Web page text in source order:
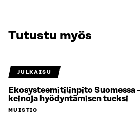
Tutustu myös
JULKAISU
Ekosysteemitilinpito Suomessa
keinoja hyödyntämisen tueksi
MUISTIO